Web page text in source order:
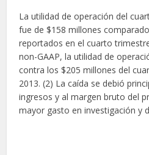
La utilidad de operación del
fue de $158 millones
reportados en el cuarto
non-GAAP, la utilidad de
contra los $205 millones del
2013. (2) La caída se debió
ingresos y al margen bruto del
mayor gasto en investigación y